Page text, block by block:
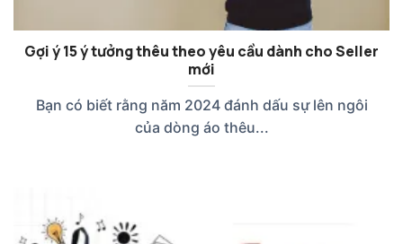
Gợi ý 15 ý tưởng thêu theo yêu cầu dành cho Seller
mới
Bạn có biết rằng năm 2024 đánh dấu sự lên ngôi
của dòng áo thêu...